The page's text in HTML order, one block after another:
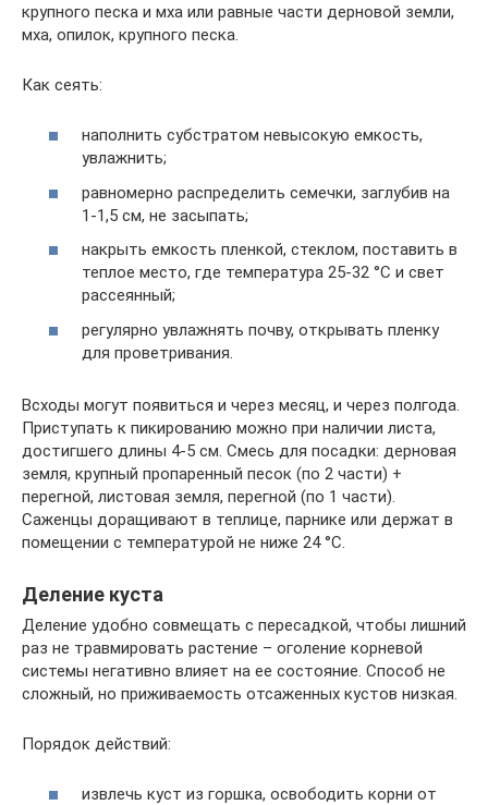
крупного песка и мха или равные части дерновой земли,
мха, опилок, крупного песка.
Как сеять:
наполнить субстратом невысокую емкость,
увлажнить;
равномерно распределить семечки, заглубив на
1-1,5 см, не засыпать;
накрыть емкость пленкой, стеклом, поставить в
теплое место, где температура 25-32 °С и свет
рассеянный;
регулярно увлажнять почву, открывать пленку
для проветривания.
Всходы могут появиться и через месяц, и через полгода.
Приступать к пикированию можно при наличии листа,
достигшего длины 4-5 см. Смесь для посадки: дерновая
земля, крупный пропаренный песок (по 2 части) +
перегной, листовая земля, перегной (по 1 части).
Саженцы доращивают в теплице, парнике или держат в
помещении с температурой не ниже 24 °С.
Деление куста
Деление удобно совмещать с пересадкой, чтобы лишний
раз не травмировать растение – оголение корневой
системы негативно влияет на ее состояние. Способ не
сложный, но приживаемость отсаженных кустов низкая.
Порядок действий:
извлечь куст из горшка, освободить корни от